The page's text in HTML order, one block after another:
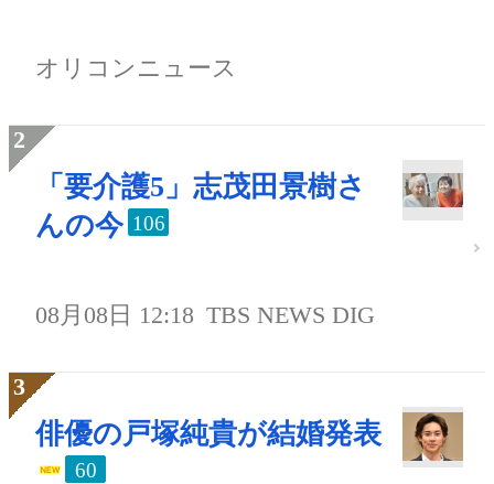
オリコンニュース
「要介護5」志茂田景樹さ
んの今 106
08月08日 12:18 TBS NEWS DIG
俳優の戸塚純貴が結婚発表
60